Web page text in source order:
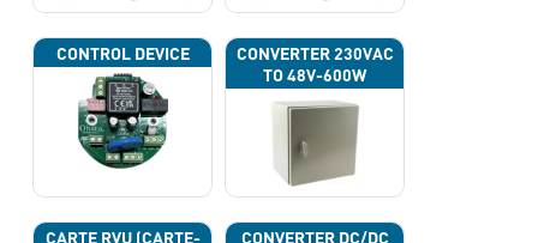
CONTROL DEVICE
CONVERTER 230VAC
TO 48V-600W
CARTE RVU (CARTE-
CONVERTER DC/DC